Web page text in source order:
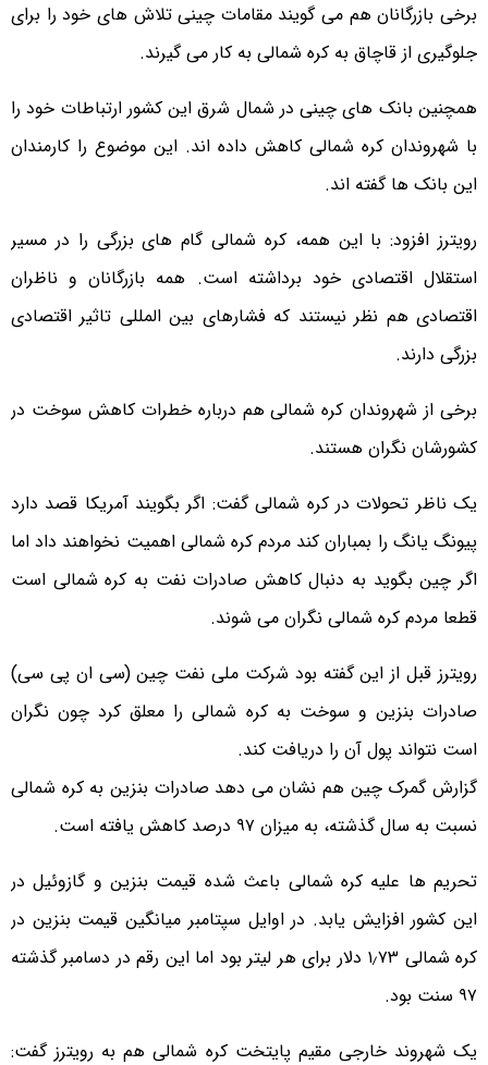
برخی بازرگانان هم می گویند مقامات چینی تلاش های خود را برای
جلوگیری از قاچاق به کره شمالی به کار می گیرند.
همچنین بانک های چینی در شمال شرق این کشور ارتباطات خود را
با شهروندان کره شمالی کاهش داده اند. این موضوع را کارمندان
این بانک ها گفته اند.
رویترز افزود: با این همه، کره شمالی گام های بزرگی را در مسیر
استقلال اقتصادی خود برداشته است. همه بازرگانان و ناظران
اقتصادی هم نظر نیستند که فشارهای بین المللی تاثیر اقتصادی
بزرگی دارند.
برخی از شهروندان کره شمالی هم درباره خطرات کاهش سوخت در
کشورشان نگران هستند.
یک ناظر تحولات در کره شمالی گفت: اگر بگویند آمریکا قصد دارد
پیونگ یانگ را بمباران کند مردم کره شمالی اهمیت نخواهند داد اما
اگر چین بگوید به دنبال کاهش صادرات نفت به کره شمالی است
قطعا مردم کره شمالی نگران می شوند.
رویترز قبل از این گفته بود شرکت ملی نفت چین (سی ان پی سی)
صادرات بنزین و سوخت به کره شمالی را معلق کرد چون نگران
است نتواند پول آن را دریافت کند.
گزارش گمرک چین هم نشان می دهد صادرات بنزین به کره شمالی
نسبت به سال گذشته، به میزان ۹۷ درصد کاهش یافته است.
تحریم ها علیه کره شمالی باعث شده قیمت بنزین و گازوئیل در
این کشور افزایش یابد. در اوایل سپتامبر میانگین قیمت بنزین در
کره شمالی ۱٫۷۳ دلار برای هر لیتر بود اما این رقم در دسامبر گذشته
۹۷ سنت بود.
یک شهروند خارجی مقیم پایتخت کره شمالی هم به رویترز گفت: